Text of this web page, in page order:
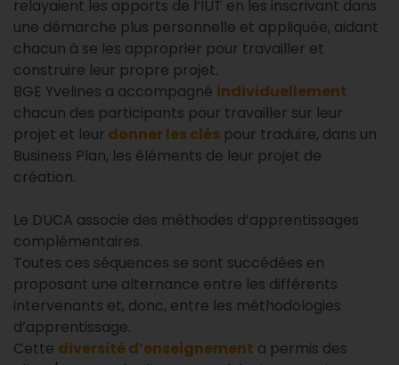
relayaient les apports de l’IUT en les inscrivant dans
une démarche plus personnelle et appliquée, aidant
chacun à se les approprier pour travailler et
construire leur propre projet.
BGE Yvelines a accompagné individuellement
chacun des participants pour travailler sur leur
projet et leur donner les clés pour traduire, dans un
Business Plan, les éléments de leur projet de
création.
Le DUCA associe des méthodes d’apprentissages
complémentaires.
Toutes ces séquences se sont succédées en
proposant une alternance entre les différents
intervenants et, donc, entre les méthodologies
d’apprentissage.
Cette diversité d’enseignement a permis des